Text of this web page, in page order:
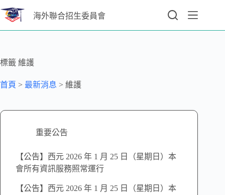
海外聯合招生委員會
標籤 維護
首頁 > 最新消息 > 維護
重要公告
【公告】西元 2026 年 1 月 25 日（星期日）本
會所有資訊服務照常運行
【公告】西元 2026 年 1 月 25 日（星期日）本